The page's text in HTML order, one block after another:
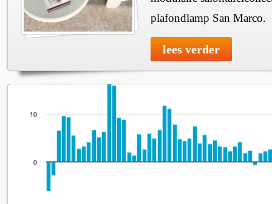
plafondlamp San Marco.
lees verder